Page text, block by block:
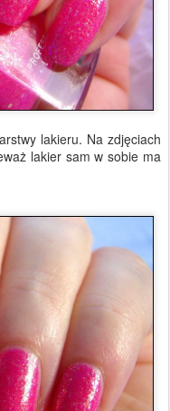
lakieru. Na zdjęciach
lakier sam w sobie ma